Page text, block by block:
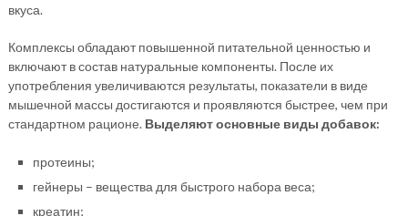
вкуса.
Комплексы обладают повышенной питательной ценностью и
включают в состав натуральные компоненты. После их
употребления увеличиваются результаты, показатели в виде
мышечной массы достигаются и проявляются быстрее, чем при
стандартном рационе. Выделяют основные виды добавок:
протеины;
гейнеры – вещества для быстрого набора веса;
креатин;